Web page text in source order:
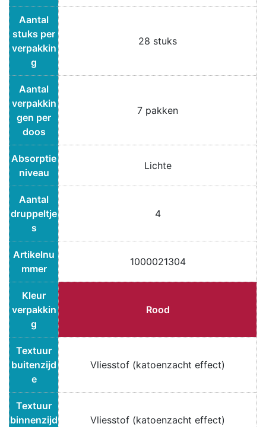
Aantal
stuks per
verpakkin
g
28 stuks
Aantal
verpakkin
gen per
doos
7 pakken
Absorptie
niveau
Lichte
Aantal
druppeltje
s
4
Artikelnu
mmer
1000021304
Kleur
verpakkin
g
Rood
Textuur
buitenzijd
e
Vliesstof (katoenzacht effect)
Textuur
binnenzijd
Vliesstof (katoenzacht effect)